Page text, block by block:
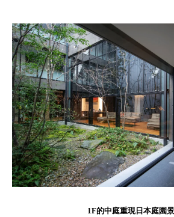
1F的中庭重現日本庭園